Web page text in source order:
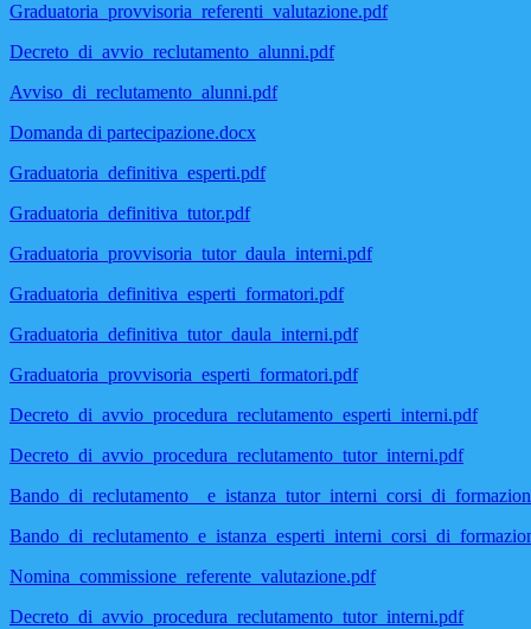
Graduatoria_provvisoria_referenti_valutazione.pdf
Decreto_di_avvio_reclutamento_alunni.pdf
Avviso_di_reclutamento_alunni.pdf
Domanda di partecipazione.docx
Graduatoria_definitiva_esperti.pdf
Graduatoria_definitiva_tutor.pdf
Graduatoria_provvisoria_tutor_daula_interni.pdf
Graduatoria_definitiva_esperti_formatori.pdf
Graduatoria_definitiva_tutor_daula_interni.pdf
Graduatoria_provvisoria_esperti_formatori.pdf
Decreto_di_avvio_procedura_reclutamento_esperti_interni.pdf
Decreto_di_avvio_procedura_reclutamento_tutor_interni.pdf
Nomina_commissione_referente_valutazione.pdf
Decreto_di_avvio_procedura_reclutamento_tutor_interni.pdf